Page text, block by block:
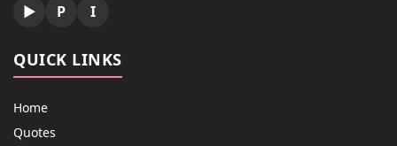
▶ P I
QUICK LINKS
Home
Quotes